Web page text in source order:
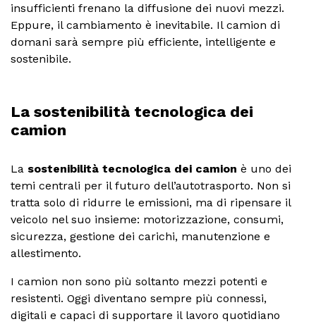
insufficienti frenano la diffusione dei nuovi mezzi.
Eppure, il cambiamento è inevitabile. Il camion di
domani sarà sempre più efficiente, intelligente e
sostenibile.
La sostenibilità tecnologica dei
camion
La sostenibilità tecnologica dei camion è uno dei
temi centrali per il futuro dell’autotrasporto. Non si
tratta solo di ridurre le emissioni, ma di ripensare il
veicolo nel suo insieme: motorizzazione, consumi,
sicurezza, gestione dei carichi, manutenzione e
allestimento.
I camion non sono più soltanto mezzi potenti e
resistenti. Oggi diventano sempre più connessi,
digitali e capaci di supportare il lavoro quotidiano